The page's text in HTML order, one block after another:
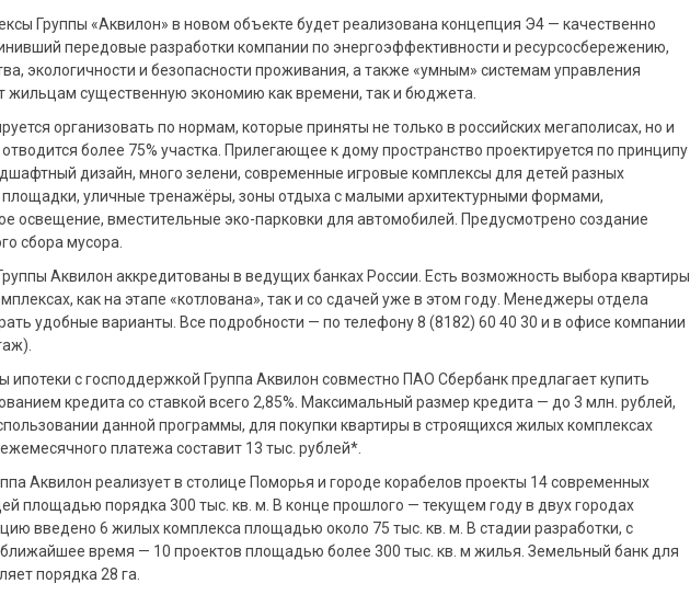
Группы «Аквилон» в новом объекте будет реализована концепция Э4 — качественно
передовые разработки компании по энергоэффективности и ресурсосбережению,
экологичности и безопасности проживания, а также «умным» системам управления
жильцам существенную экономию как времени, так и бюджета.
организовать по нормам, которые приняты не только в российских мегаполисах, но и
более 75% участка. Прилегающее к дому пространство проектируется по принципу
дизайн, много зелени, современные игровые комплексы для детей разных
площадки, уличные тренажёры, зоны отдыха с малыми архитектурными формами,
освещение, вместительные эко-парковки для автомобилей. Предусмотрено создание
сбора мусора.
Аквилон аккредитованы в ведущих банках России. Есть возможность выбора квартиры
как на этапе «котлована», так и со сдачей уже в этом году. Менеджеры отдела
удобные варианты. Все подробности — по телефону 8 (8182) 60 40 30 и в офисе компании
ипотеки с господдержкой Группа Аквилон совместно ПАО Сбербанк предлагает купить
кредита со ставкой всего 2,85%. Максимальный размер кредита — до 3 млн. рублей,
данной программы, для покупки квартиры в строящихся жилых комплексах
платежа составит 13 тыс. рублей*.
Аквилон реализует в столице Поморья и городе корабелов проекты 14 современных
площадью порядка 300 тыс. кв. м. В конце прошлого — текущем году в двух городах
введено 6 жилых комплекса площадью около 75 тыс. кв. м. В стадии разработки, с
время — 10 проектов площадью более 300 тыс. кв. м жилья. Земельный банк для
порядка 28 га.